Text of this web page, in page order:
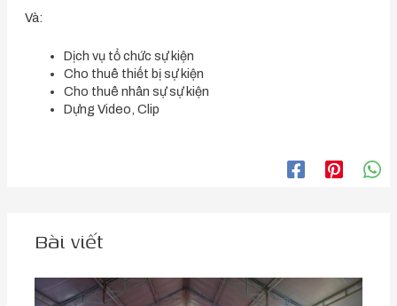
Và:
Dịch vụ tổ chức sự kiện
Cho thuê thiết bị sự kiện
Cho thuê nhân sự sự kiện
Dựng Video, Clip
Bài viết